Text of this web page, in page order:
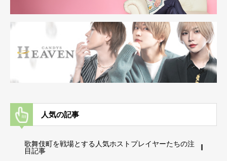
人気の記事
歌舞伎町を戦場とする人気ホストプレイヤーたちの注
目記事